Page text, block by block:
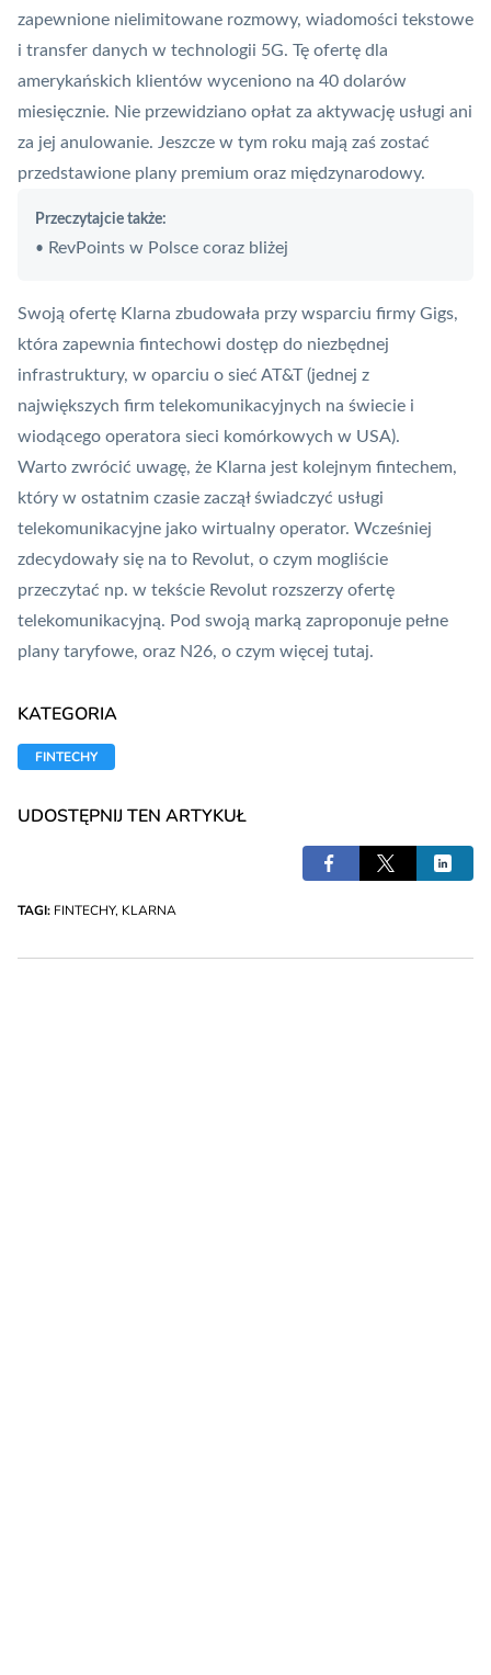
zapewnione nielimitowane rozmowy, wiadomości tekstowe
i transfer danych w technologii 5G. Tę ofertę dla
amerykańskich klientów wyceniono na 40 dolarów
miesięcznie. Nie przewidziano opłat za aktywację usługi ani
za jej anulowanie. Jeszcze w tym roku mają zaś zostać
przedstawione plany premium oraz międzynarodowy.
Przeczytajcie także:
• RevPoints w Polsce coraz bliżej
Swoją ofertę Klarna zbudowała przy wsparciu firmy Gigs,
która zapewnia fintechowi dostęp do niezbędnej
infrastruktury, w oparciu o sieć AT&T (jednej z
największych firm telekomunikacyjnych na świecie i
wiodącego operatora sieci komórkowych w USA).
Warto zwrócić uwagę, że Klarna jest kolejnym fintechem,
który w ostatnim czasie zaczął świadczyć usługi
telekomunikacyjne jako wirtualny operator. Wcześniej
zdecydowały się na to Revolut, o czym mogliście
przeczytać np. w tekście Revolut rozszerzy ofertę
telekomunikacyjną. Pod swoją marką zaproponuje pełne
plany taryfowe, oraz N26, o czym więcej tutaj.
KATEGORIA
FINTECHY
UDOSTĘPNIJ TEN ARTYKUŁ
TAGI: FINTECHY, KLARNA